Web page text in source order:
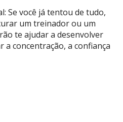
Se você já tentou de tudo,
um treinador ou um
te ajudar a desenvolver
concentração, a confiança